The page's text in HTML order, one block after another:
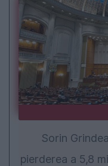
Sorin
pierderea a 5,8